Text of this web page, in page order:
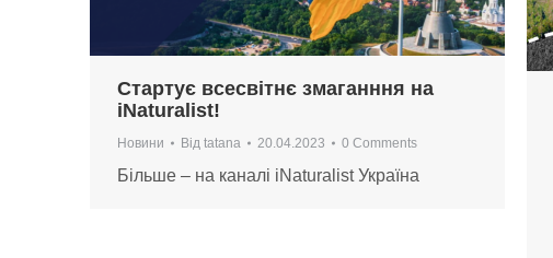
Стартує всесвітнє змаганння на
iNaturalist!
Новини Від tatana 20.04.2023 0 Comments
Більше – на каналі iNaturalist Україна